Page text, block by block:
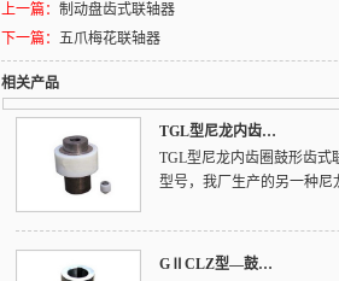
上一篇： 制动盘齿式联轴器
下一篇： 五爪梅花联轴器
相关产品
TGL型尼龙内齿…
TGL型尼龙内齿圈鼓形齿式
型号，我厂生产的另一种尼
GⅡCLZ型—鼓…